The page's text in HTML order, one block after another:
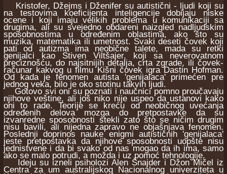
Kristofer, Džejms i Dženifer su autistični - ljudi koji su
na testovima koeficijenta inteligencije dobijaju niske
ocene i koji imaju velikih problema u komunikaciji sa
drugima, ali su svejedno obdareni naizgled nadljudskim
sposobnostima u određenim oblastima, ako što su
muzika, matematika ili umetnost. Svaki deseti čovek koji
pati od autizma ima neobične talete, mada su retki
genijalci kao Stiven Viltšajer, koji sa neverovatnom
preciznošću, do najsitnijih detalja, crta zgrade, ili čovek-
računar kakvog u filmu Kišni čovek igra Dastin Hofman.
Od kada je fenomen autista 'genijalaca' primećen pre
jednog veka, bilo je oko stotinu takvih ljudi.
Gotovo svi oni su poznati i naučnici pomno proučavaju
njihove veštine, ali još niko nije uspeo da ustanovi kako
oni to rade. Teorije se kreću od neobičnog uvećanja
određenih delova mozga do pretpostavke da su
izvanredne sposobnosti stekli zato što se ničim drugim
nisu bavili, ali nijedna zapravo ne objašnjava fenomen.
Poslednji doprinos nauke enigmi autističnih 'genijalaca'
jeste pretpostavka da njihove sposobnosti uopšte nisu
jednistvene i da bi svako od nas mogao da ih ima, samo
ako se malo potrudi, a možda i uz pomoć tehnologije.
Ideju su izneli psiholozi Alen Šnajder i Džon Mičel iz
Centra za um australijskog Nacionalnog univerziteta u